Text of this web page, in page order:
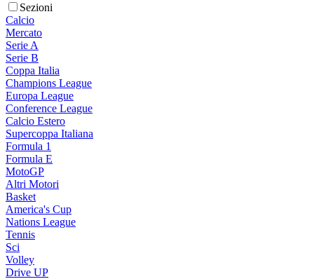
Sezioni
Calcio
Mercato
Serie A
Serie B
Coppa Italia
Champions League
Europa League
Conference League
Calcio Estero
Supercoppa Italiana
Formula 1
Formula E
MotoGP
Altri Motori
Basket
America's Cup
Nations League
Tennis
Sci
Volley
Drive UP